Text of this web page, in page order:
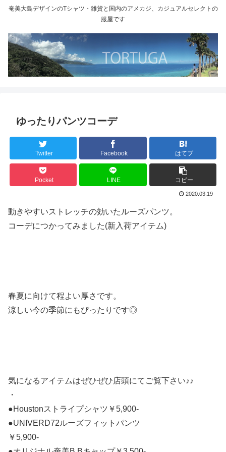
奄美大島デザインのTシャツ・雑貨と国内のアメカジ、カジュアルセレクトの
服屋です
ゆったりパンツコーデ
Twitter Facebook はてブ
Pocket LINE コピー
2020.03.19
動きやすいストレッチの効いたルーズパンツ。
コーデにつかってみました(新入荷アイテム)
春夏に向けて程よい厚さです。
涼しい今の季節にもぴったりです◎
気になるアイテムはぜひぜひ店頭にてご覧下さい♪♪
・
●Houstonストライプシャツ￥5,900-
●UNIVERD72ルーズフィットパンツ
￥5,900-